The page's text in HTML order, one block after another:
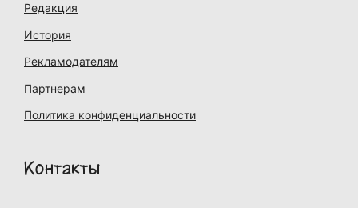
Редакция
История
Рекламодателям
Партнерам
Политика конфиденциальности
Контакты